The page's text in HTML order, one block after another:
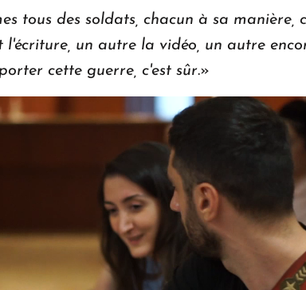
tous des soldats, chacun à sa
l'écriture, un autre la vidéo, un autre
cette guerre, c'est sûr.»